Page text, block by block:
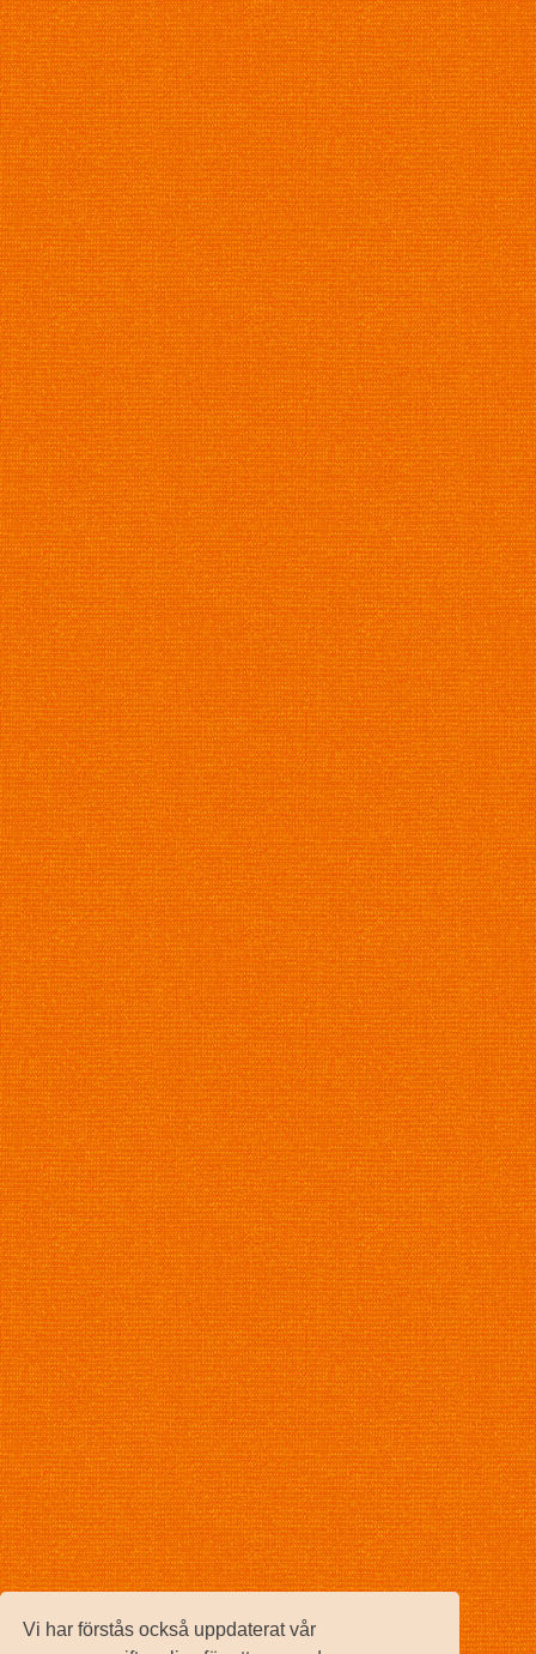
Vi har förstås också uppdaterat vår